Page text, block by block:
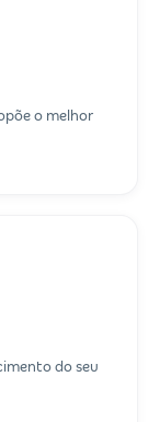
o melhor
do seu